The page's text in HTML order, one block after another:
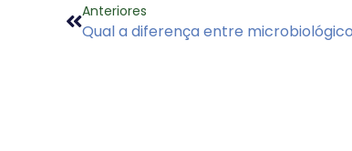
Anteriores
Qual a diferença entre